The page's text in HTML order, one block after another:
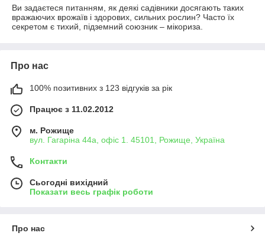
Ви задаєтеся питанням, як деякі садівники досягають таких
вражаючих врожаїв і здорових, сильних рослин? Часто їх
секретом є тихий, підземний союзник – мікориза.
Про нас
100% позитивних з 123 відгуків за рік
Працює з 11.02.2012
м. Рожище
вул. Гагаріна 44а, офіс 1. 45101, Рожище, Україна
Контакти
Сьогодні вихідний
Показати весь графік роботи
Про нас